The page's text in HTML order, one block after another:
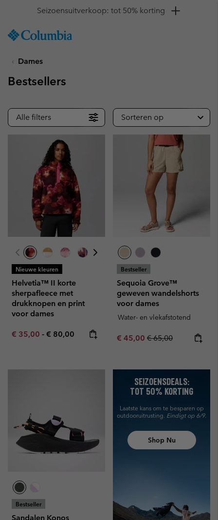
TO
SKIP
MAIN
SKIP
TO
SEARCH
Krijg 10% korting
Dames
Bestsellers
Alle filters Sorteren op
Nieuwe kleuren
Helvetia™ II korte
sherpafleece met
drukknopen en print
voor dames
Minimum sale price:
€ 35,00 - Maximum price:
€ 80,00
Bestseller
Sequoia Grove™
geweven wandelshorts
voor dames
Water- en vlekafstotend
Sale price:
€ 45,00 Regular price:
€ 65,00
Bestseller
Sandalen Konos
SEIZOENSDEALS:
TOT 50% KORTING
Laatste kans om te besparen op
outdooruitrusting. Eindigt op 6/9.
Shop Nu